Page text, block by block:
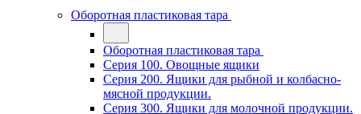
Оборотная пластиковая тара
Оборотная пластиковая тара
Серия 100. Овощные ящики
Серия 200. Ящики для рыбной и колбасно-
мясной продукции.
Серия 300. Ящики для молочной продукции.